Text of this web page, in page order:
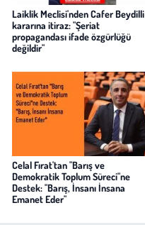
Laiklik Meclisi'nden Cafer Beydilli
kararına itiraz: "Şeriat
propagandası ifade özgürlüğü
değildir"
Celal Fırat'tan "Barış ve
Demokratik Toplum Süreci"ne
Destek: "Barış, İnsanı İnsana
Emanet Eder"